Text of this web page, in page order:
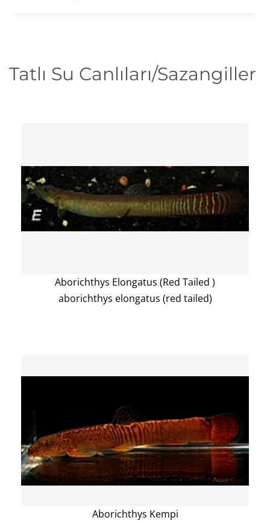
Tatlı Su Canlıları/Sazangiller
Aborichthys Elongatus (Red Tailed )
aborichthys elongatus (red tailed)
Aborichthys Kempi